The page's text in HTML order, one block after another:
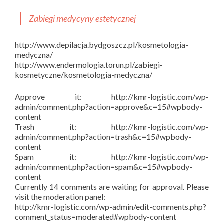
Zabiegi medycyny estetycznej
http://www.depilacja.bydgoszcz.pl/kosmetologia-
medyczna/
http://www.endermologia.torun.pl/zabiegi-
kosmetyczne/kosmetologia-medyczna/
Approve it: http://kmr-logistic.com/wp-
admin/comment.php?action=approve&c=15#wpbody-
content
Trash it: http://kmr-logistic.com/wp-
admin/comment.php?action=trash&c=15#wpbody-
content
Spam it: http://kmr-logistic.com/wp-
admin/comment.php?action=spam&c=15#wpbody-
content
Currently 14 comments are waiting for approval. Please
visit the moderation panel:
http://kmr-logistic.com/wp-admin/edit-comments.php?
comment_status=moderated#wpbody-content